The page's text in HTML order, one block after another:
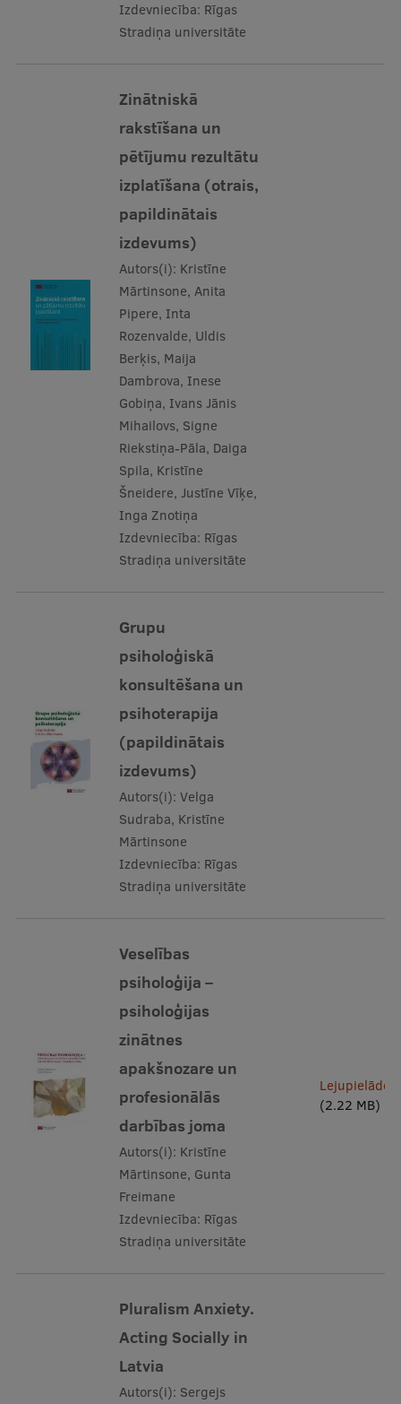
Izdevniecība: Rīgas
Stradiņa universitāte
Zinātniskā
rakstīšana un
pētījumu rezultātu
izplatīšana (otrais,
papildinātais
izdevums)
Autors(i): Kristīne
Mārtinsone, Anita
Pipere, Inta
Rozenvalde, Uldis
Berķis, Maija
Dambrova, Inese
Gobiņa, Ivans Jānis
Mihailovs, Signe
Riekstiņa-Pāla, Daiga
Spila, Kristīne
Šneidere, Justīne Vīķe,
Inga Znotiņa
Izdevniecība: Rīgas
Stradiņa universitāte
Grupu
psiholoģiskā
konsultēšana un
psihoterapija
(papildinātais
izdevums)
Autors(i): Velga
Sudraba, Kristīne
Mārtinsone
Izdevniecība: Rīgas
Stradiņa universitāte
Veselības
psiholoģija –
psiholoģijas
zinātnes
apakšnozare un
profesionālās
darbības joma
Autors(i): Kristīne
Mārtinsone, Gunta
Freimane
Izdevniecība: Rīgas
Stradiņa universitāte
Lejupielādēt
(2.22 MB)
Pluralism Anxiety.
Acting Socially in
Latvia
Autors(i): Sergejs